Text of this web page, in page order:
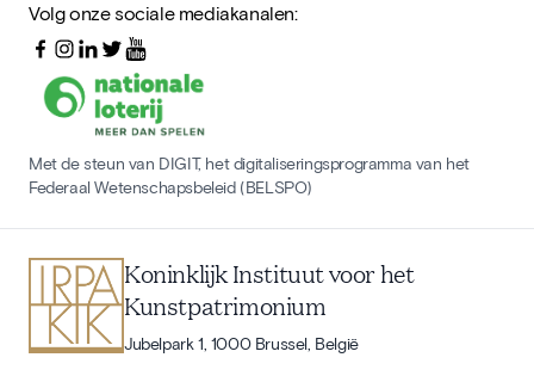
Volg onze sociale mediakanalen:
Met de steun van DIGIT, het digitaliseringsprogramma van het
Federaal Wetenschapsbeleid (BELSPO)
Koninklijk Instituut voor het
Kunstpatrimonium
Jubelpark 1, 1000 Brussel, België